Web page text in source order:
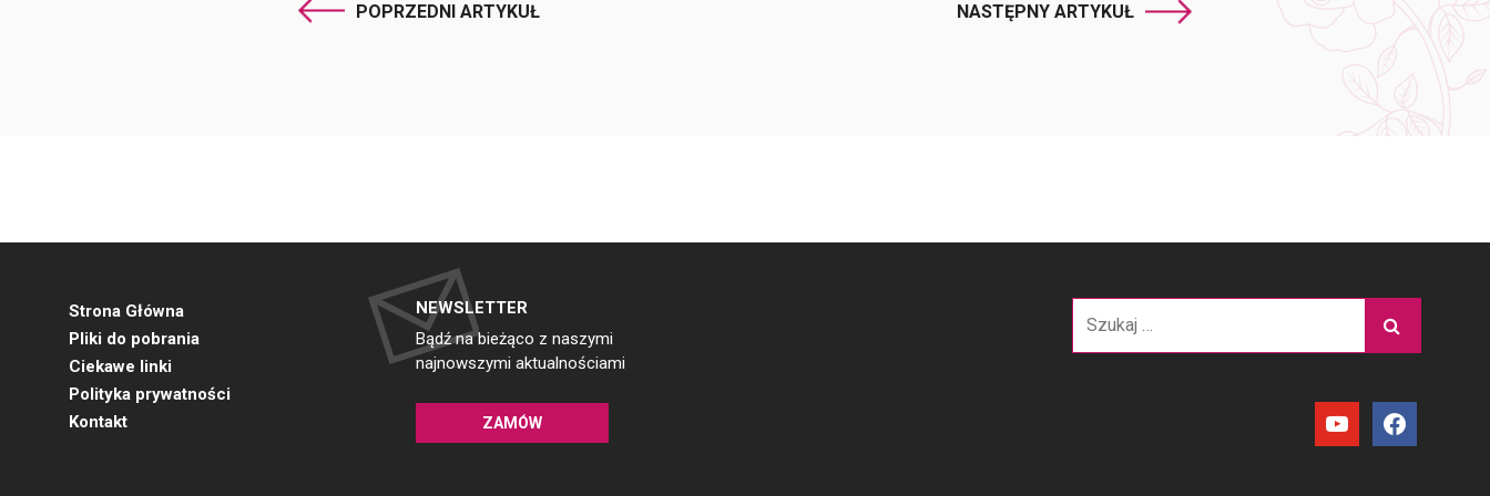
POPRZEDNI ARTYKUŁ NASTĘPNY ARTYKUŁ
Strona Główna
Pliki do pobrania
Ciekawe linki
Polityka prywatności
Kontakt
NEWSLETTER
Bądź na bieżąco z naszymi
najnowszymi aktualnościami
ZAMÓW youtube facebook